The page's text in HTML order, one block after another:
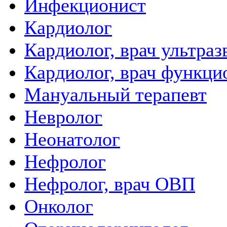
Инфекционист
Кардиолог
Кардиолог, врач
Кардиолог, врач
Мануальный терапевт
Невролог
Неонатолог
Нефролог
Нефролог, врач ОВП
Онколог